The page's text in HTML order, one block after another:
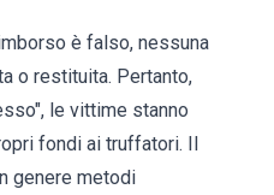
è falso, nessuna
o restituita. Pertanto,
le vittime stanno
fondi ai truffatori. Il
genere metodi